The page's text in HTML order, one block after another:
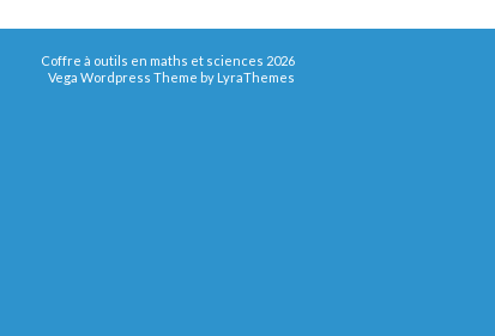
Coffre à outils en maths et sciences 2026
Vega Wordpress Theme by LyraThemes